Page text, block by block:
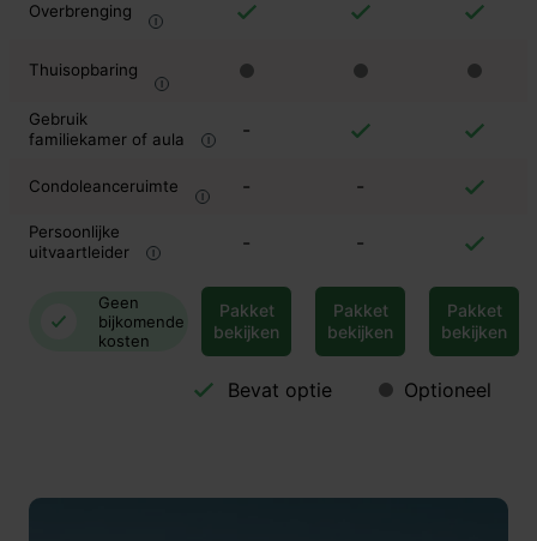
Overbrenging
Thuisopbaring
Gebruik
familiekamer of aula
-
Condoleanceruimte - -
Persoonlijke
uitvaartleider
- -
Geen
bijkomende
kosten
Pakket
bekijken
Pakket
bekijken
Pakket
bekijken
Bevat optie Optioneel